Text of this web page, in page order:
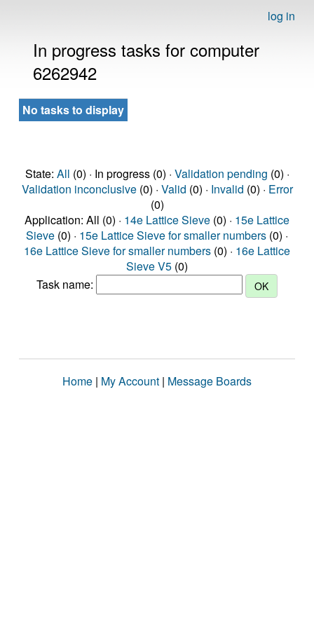
log in
In progress tasks for computer
6262942
No tasks to display
State: All (0) · In progress (0) · Validation pending (0) ·
Validation inconclusive(0) · Valid (0) · Invalid (0) · Error
(0)
Application: All (0) · 14e Lattice Sieve (0) · 15e Lattice
Sieve (0) · 15e Lattice Sieve for smaller numbers (0) ·
16e Lattice Sieve for smaller numbers (0) · 16e Lattice
Sieve V5 (0)
Task name:
Home | My Account | Message Boards